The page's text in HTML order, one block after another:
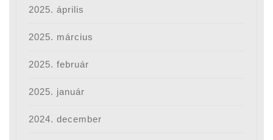
2025. április
2025. március
2025. február
2025. január
2024. december